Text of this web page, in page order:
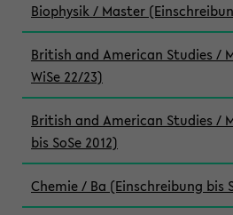
Biophysik / Master
British and American Studies /
WiSe 22/23)
British and American Studies /
bis SoSe 2012)
Chemie / Ba (Einschreibung bis